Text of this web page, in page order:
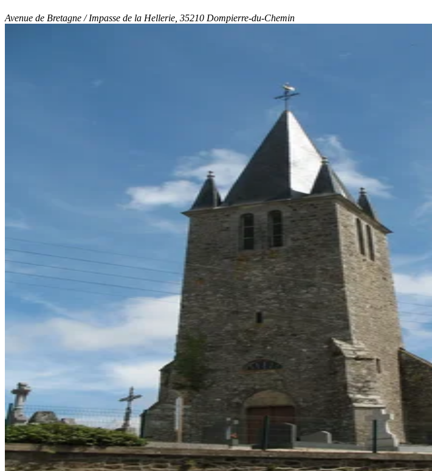
Avenue de Bretagne / Impasse de la Hellerie, 35210 Dompierre-du-Chemin